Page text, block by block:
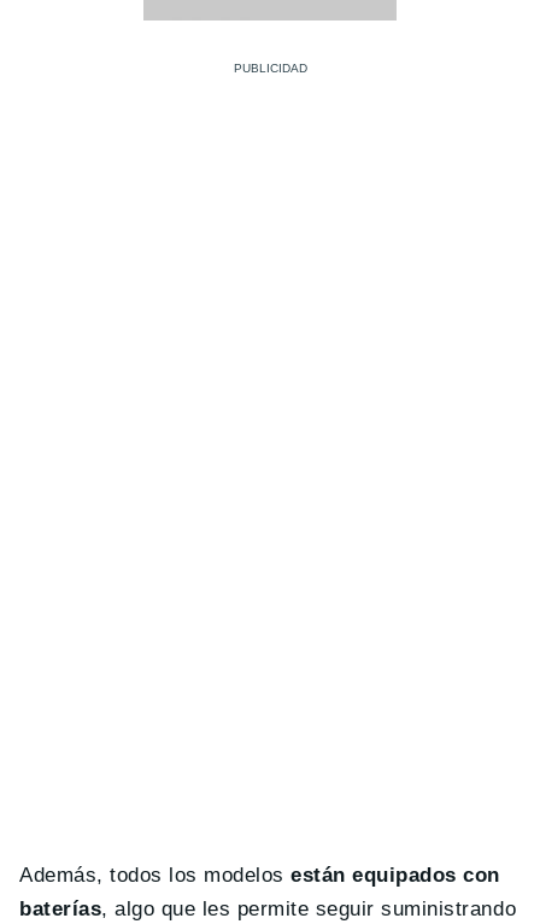
Además, todos los modelosestán equipados con
baterías, algo que les permite seguir suministrando